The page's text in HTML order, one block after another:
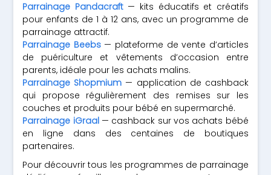
Parrainage Pandacraft— kits éducatifs et créatifs
pour enfants de 1 à 12 ans, avec un programme de
parrainage attractif.
Parrainage Beebs— plateforme de vente d’articles
de puériculture et vêtements d’occasion entre
parents, idéale pour les achats malins.
Parrainage Shopmium — application de cashback
qui propose régulièrement des remises sur les
couches et produits pour bébé en supermarché.
Parrainage iGraal— cashback sur vos achats bébé
en ligne dans des centaines de boutiques
partenaires.
Pour découvrir tous les programmes de parrainage